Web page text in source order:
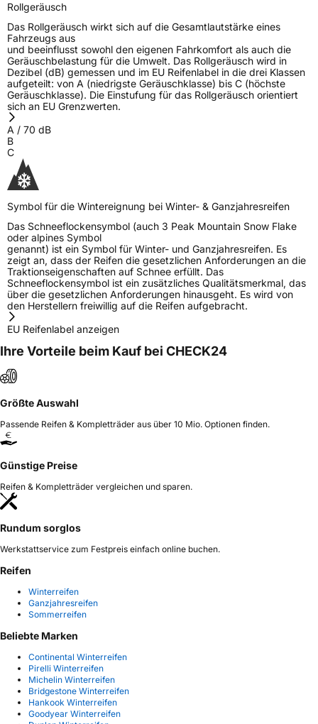
Rollgeräusch
Das Rollgeräusch wirkt sich auf die Gesamtlautstärke eines
Fahrzeugs aus
und beeinflusst sowohl den eigenen Fahrkomfort als auch die
Geräuschbelastung für die Umwelt. Das Rollgeräusch wird in
Dezibel (dB) gemessen und im EU Reifenlabel in die drei Klassen
aufgeteilt: von A (niedrigste Geräuschklasse) bis C (höchste
Geräuschklasse). Die Einstufung für das Rollgeräusch orientiert
sich an EU Grenzwerten.
A / 70 dB
B
C
Symbol für die Wintereignung bei Winter- & Ganzjahresreifen
Das Schneeflockensymbol (auch 3 Peak Mountain Snow Flake
oder alpines Symbol
genannt) ist ein Symbol für Winter- und Ganzjahresreifen. Es
zeigt an, dass der Reifen die gesetzlichen Anforderungen an die
Traktionseigenschaften auf Schnee erfüllt. Das
Schneeflockensymbol ist ein zusätzliches Qualitätsmerkmal, das
über die gesetzlichen Anforderungen hinausgeht. Es wird von
den Herstellern freiwillig auf die Reifen aufgebracht.
EU Reifenlabel anzeigen
Ihre Vorteile beim Kauf bei CHECK24
Größte Auswahl
Passende Reifen & Kompletträder aus über 10 Mio. Optionen finden.
Günstige Preise
Reifen & Kompletträder vergleichen und sparen.
Rundum sorglos
Werkstattservice zum Festpreis einfach online buchen.
Reifen
Winterreifen
Ganzjahresreifen
Sommerreifen
Beliebte Marken
Continental Winterreifen
Pirelli Winterreifen
Michelin Winterreifen
Bridgestone Winterreifen
Hankook Winterreifen
Goodyear Winterreifen